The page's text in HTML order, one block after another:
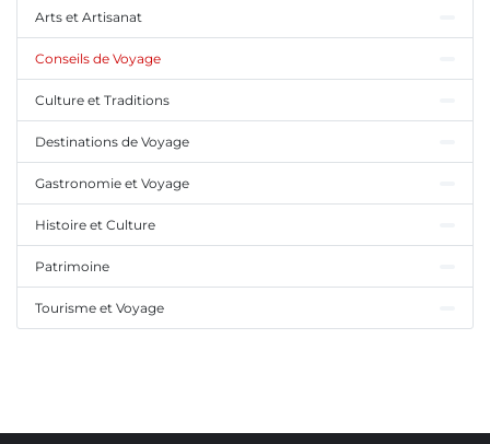
Arts et Artisanat
Conseils de Voyage
Culture et Traditions
Destinations de Voyage
Gastronomie et Voyage
Histoire et Culture
Patrimoine
Tourisme et Voyage